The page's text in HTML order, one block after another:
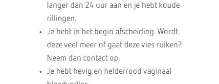
langer dan 24 uur aan en je hebt koude
rillingen.
Je hebt in het begin afscheiding. Wordt
deze veel meer of gaat deze vies ruiken?
Neem dan contact op.
Je hebt hevig en helderrood vaginaal